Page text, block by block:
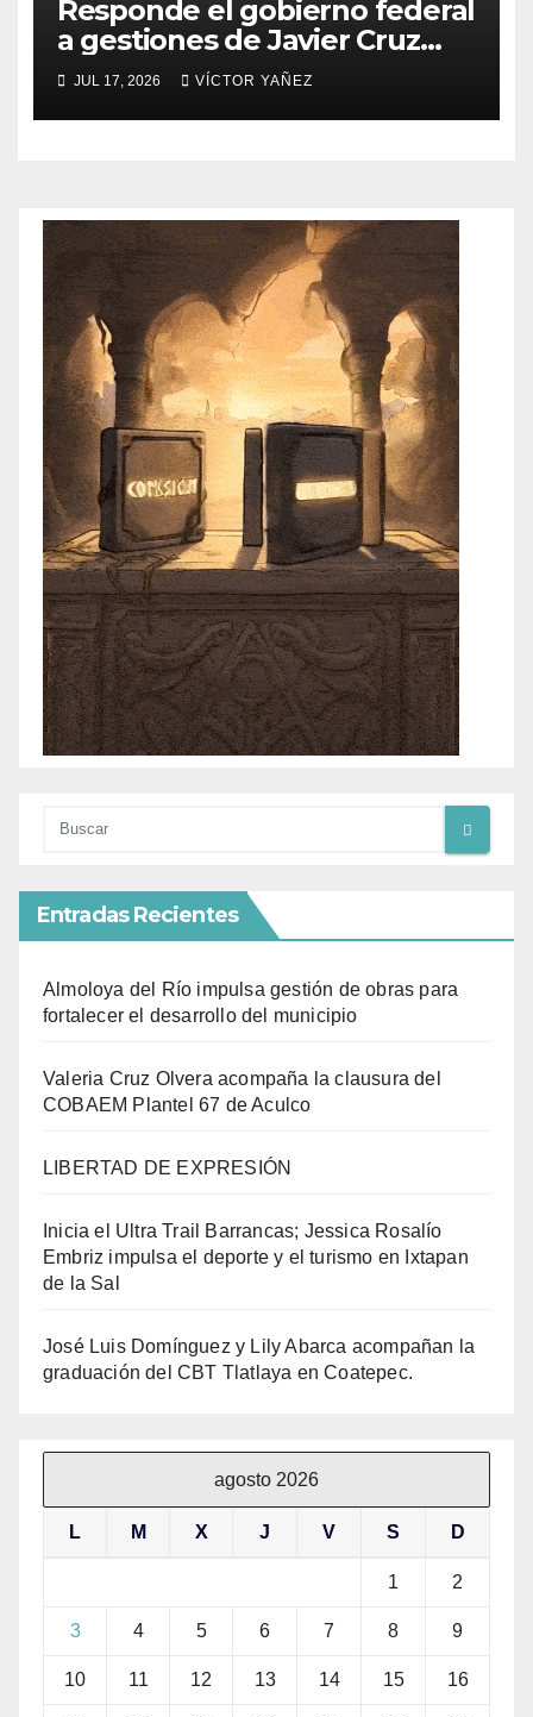
Responde el gobierno federal
a gestiones de Javier Cruz
Jaramillo
JUL 17, 2026 VÍCTOR YAÑEZ
Entradas Recientes
Almoloya del Río impulsa gestión de obras para
fortalecer el desarrollo del municipio
Valeria Cruz Olvera acompaña la clausura del
COBAEM Plantel 67 de Aculco
LIBERTAD DE EXPRESIÓN
Inicia el Ultra Trail Barrancas; Jessica Rosalío
Embriz impulsa el deporte y el turismo en Ixtapan
de la Sal
José Luis Domínguez y Lily Abarca acompañan la
graduación del CBT Tlatlaya en Coatepec.
agosto 2026
L M X J V S D
1 2
3 4 5 6 7 8 9
10 11 12 13 14 15 16